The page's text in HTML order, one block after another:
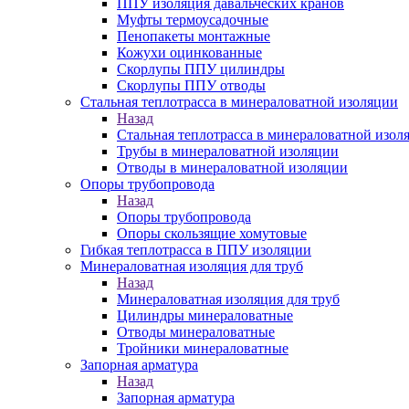
ППУ изоляция давальческих кранов
Муфты термоусадочные
Пенопакеты монтажные
Кожухи оцинкованные
Скорлупы ППУ цилиндры
Скорлупы ППУ отводы
Стальная теплотрасса в минераловатной изоляции
Назад
Стальная теплотрасса в минераловатной
Трубы в минераловатной изоляции
Отводы в минераловатной изоляции
Опоры трубопровода
Назад
Опоры трубопровода
Опоры скользящие хомутовые
Гибкая теплотрасса в ППУ изоляции
Минераловатная изоляция для труб
Назад
Минераловатная изоляция для труб
Цилиндры минераловатные
Отводы минераловатные
Тройники минераловатные
Запорная арматура
Назад
Запорная арматура